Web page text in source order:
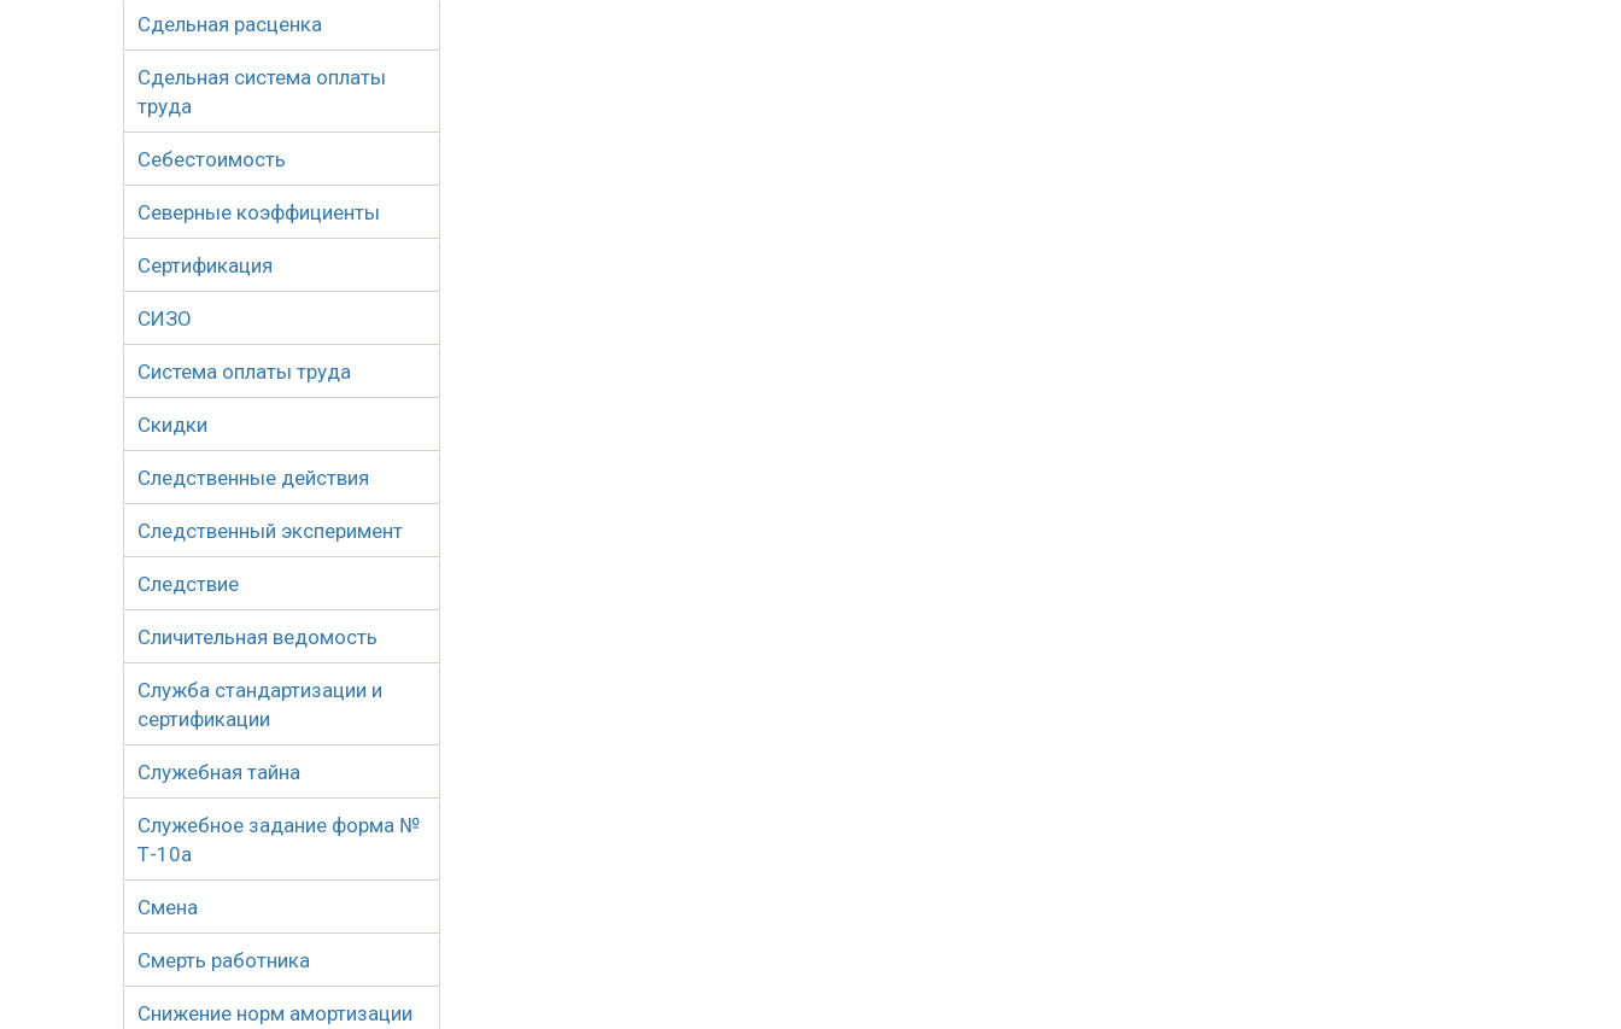
Сдельная расценка
Сдельная система оплаты
труда
Себестоимость
Северные коэффициенты
Сертификация
СИЗО
Система оплаты труда
Скидки
Следственные действия
Следственный эксперимент
Следствие
Сличительная ведомость
Служба стандартизации и
сертификации
Служебная тайна
Служебное задание форма №
Т-10а
Смена
Смерть работника
Снижение норм амортизации